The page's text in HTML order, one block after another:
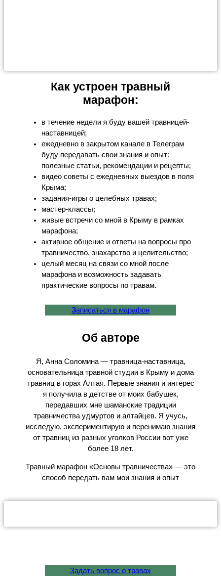
Как устроен травный
марафон:
в течение недели я буду вашей травницей-
наставницей;
ежедневно в закрытом канале в Телеграм
буду передавать свои знания и опыт:
полезные статьи, рекомендации и рецепты;
видео советы с ежедневных выездов в поля
Крыма;
задания-игры о целебных травах;
мастер-классы;
живые встречи со мной в Крыму в рамках
марафона;
активное общение и ответы на вопросы про
травничество, знахарство и целительство;
целый месяц на связи со мной после
марафона и возможность задавать
практические вопросы по травам.
Записаться в марафон
Об авторе
Я, Анна Соломина — травница-наставница,
основательница травной студии в Крыму и дома
травниц в горах Алтая. Первые знания и интерес
я получила в детстве от моих бабушек,
передавших мне шаманские традиции
травничества удмуртов и алтайцев. Я учусь,
исследую, экспериментирую и перенимаю знания
от травниц из разных уголков России вот уже
более 18 лет.
Травный марафон «Основы травничества» — это
способ передать вам мои знания и опыт
Задать вопрос о травах